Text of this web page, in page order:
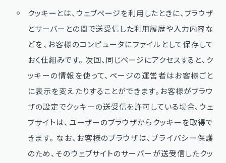
クッキーとは、ウェブページを利用したときに、ブラウザ
とサーバーとの間で送受信した利用履歴や入力内容な
どを、お客様のコンピュータにファイルとして保存して
おく仕組みです。 次回、同じページにアクセスすると、ク
ッキーの情報を使って、ページの運営者はお客様ごと
に表示を変えたりすることができます。お客様がブラウ
ザの設定でクッキーの送受信を許可している場合、ウェ
ブサイトは、ユーザーのブラウザからクッキーを取得で
きます。 なお、お客様のブラウザは、プライバシー保護
のため、そのウェブサイトのサーバーが送受信したクッ